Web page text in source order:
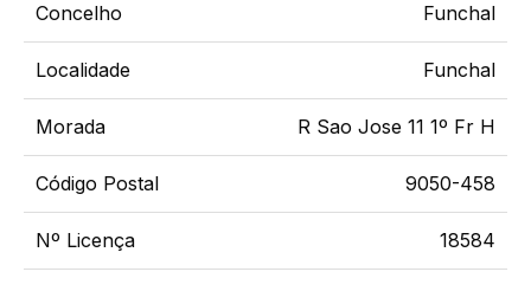
Concelho Funchal
Localidade Funchal
Morada R Sao Jose 11 1º Fr H
Código Postal 9050-458
Nº Licença 18584